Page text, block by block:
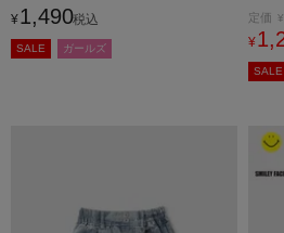
¥ 1,490税込
SALE ガールズ
ーム
定価 ¥
¥
SALE